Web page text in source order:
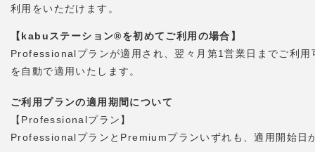
利用をいただけます。
【kabuステーション®を初めてご利用の場合】
Professionalプランが適用され、翌々月第1営業日までご利
を自動で適用いたします。
ご利用プランの適用期間について
【Professionalプラン】
ProfessionalプランとPremiumプランいずれも、適用開始日